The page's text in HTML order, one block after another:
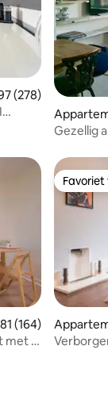
(278)
Gezellig
(164)
met 1